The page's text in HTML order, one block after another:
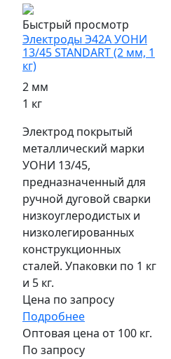
Быстрый просмотр
Электроды Э42А УОНИ
13/45 STANDART (2 мм, 1
кг)
2 мм
1 кг
Электрод покрытый
металлический марки
УОНИ 13/45,
предназначенный для
ручной дуговой сварки
низкоуглеродистых и
низколегированных
конструкционных
сталей. Упаковки по 1 кг
и 5 кг.
Цена по запросу
Подробнее
Оптовая цена от 100 кг.
По запросу